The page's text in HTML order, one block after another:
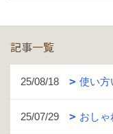
記事一覧
25/08/18 使い方
25/07/29 おし